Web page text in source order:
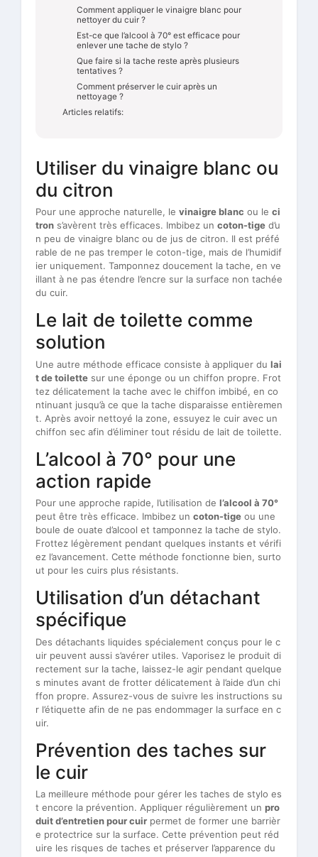
Comment appliquer le vinaigre blanc pour
nettoyer du cuir ?
Est-ce que l’alcool à 70° est efficace pour
enlever une tache de stylo ?
Que faire si la tache reste après plusieurs
tentatives ?
Comment préserver le cuir après un
nettoyage ?
Articles relatifs:
Utiliser du vinaigre blanc ou
du citron
Pour une approche naturelle, le vinaigre blanc ou le ci
tron s’avèrent très efficaces. Imbibez un coton-tige d’u
n peu de vinaigre blanc ou de jus de citron. Il est préfé
rable de ne pas tremper le coton-tige, mais de l’humidif
ier uniquement. Tamponnez doucement la tache, en ve
illant à ne pas étendre l’encre sur la surface non tachée
du cuir.
Le lait de toilette comme
solution
Une autre méthode efficace consiste à appliquer du lai
t de toilette sur une éponge ou un chiffon propre. Frot
tez délicatement la tache avec le chiffon imbibé, en co
ntinuant jusqu’à ce que la tache disparaisse entièremen
t. Après avoir nettoyé la zone, essuyez le cuir avec un
chiffon sec afin d’éliminer tout résidu de lait de toilette.
L’alcool à 70° pour une
action rapide
Pour une approche rapide, l’utilisation de l’alcool à 70°
peut être très efficace. Imbibez un coton-tige ou une
boule de ouate d’alcool et tamponnez la tache de stylo.
Frottez légèrement pendant quelques instants et vérifi
ez l’avancement. Cette méthode fonctionne bien, surto
ut pour les cuirs plus résistants.
Utilisation d’un détachant
spécifique
Des détachants liquides spécialement conçus pour le c
uir peuvent aussi s’avérer utiles. Vaporisez le produit di
rectement sur la tache, laissez-le agir pendant quelque
s minutes avant de frotter délicatement à l’aide d’un chi
ffon propre. Assurez-vous de suivre les instructions su
r l’étiquette afin de ne pas endommager la surface en c
uir.
Prévention des taches sur
le cuir
La meilleure méthode pour gérer les taches de stylo es
t encore la prévention. Appliquer régulièrement un pro
duit d’entretien pour cuir permet de former une barrièr
e protectrice sur la surface. Cette prévention peut réd
uire les risques de taches et préserver l’apparence du